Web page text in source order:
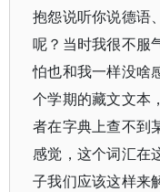
抱怨说听你说德语
呢？当时我很不服
怕也和我一样没啥
个学期的藏文文本
者在字典上查不到
感觉，这个词汇在
子我们应该这样来